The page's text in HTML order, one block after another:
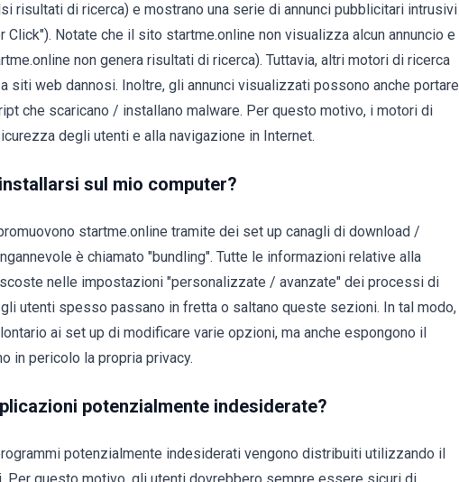
risultati di ricerca) e mostrano una serie di annunci pubblicitari intrusivi
Notate che il sito startme.online non visualizza alcun annuncio e
non genera risultati di ricerca). Tuttavia, altri motori di ricerca
siti web dannosi. Inoltre, gli annunci visualizzati possono anche portare
che scaricano / installano malware. Per questo motivo, i motori di
degli utenti e alla navigazione in Internet.
sul mio computer?
startme.online tramite dei set up canagli di download /
è chiamato "bundling". Tutte le informazioni relative alla
nelle impostazioni "personalizzate / avanzate" dei processi di
utenti spesso passano in fretta o saltano queste sezioni. In tal modo,
ai set up di modificare varie opzioni, ma anche espongono il
in pericolo la propria privacy.
potenzialmente indesiderate?
potenzialmente indesiderati vengono distribuiti utilizzando il